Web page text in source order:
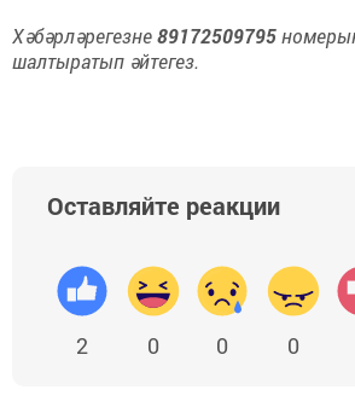
Хәбәрләрегезне89172509795
шалтыратып әйтегез.
Оставляйте реакции
2 0 0 0